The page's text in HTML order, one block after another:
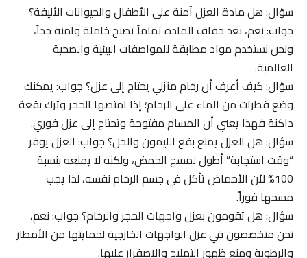
سؤال: هل مادة العزل آمنة على الأطفال والحيوانات الأليفة؟
جواب: نعم، بعد جفاف المادة تماماً تصبح خاملة وآمنة جداً،
ونحن نستخدم مواد مطابقة للمواصفات البيئية والصحية
العالمية.
سؤال: كيف أعرف أن رخام منزلي يحتاج إلى عزل؟ جواب: يمكنك
وضع قطرات من الماء على الرخام؛ إذا امتصها الحجر وترك بقعة
داكنة فهذا يعني أن المسام مفتوحة وتحتاج إلى عزل فوري.
سؤال: هل العزل يمنع بقع الليمون والخل؟ جواب: العزل يوفر
“وقت استجابة” أطول لمسح الحمض، ولكنه لا يمنعه بنسبة
100% لأن الأحماض تأكل في جسم الرخام نفسه، لذا يجب
مسحها فوراً.
سؤال: هل تقومون بعزل واجهات الحجر والرخام؟ جواب: نعم،
نحن متخصصون في عزل الواجهات الخارجية لحمايتها من الأمطار
والرطوبة ومنع ظهور التمليح والاصفرار عليها.